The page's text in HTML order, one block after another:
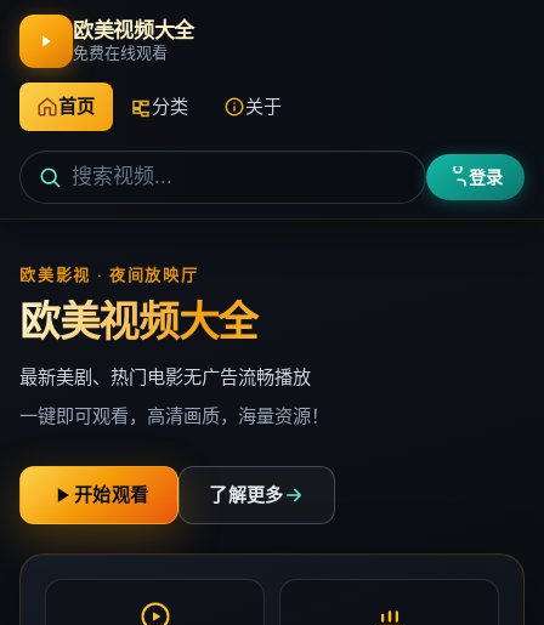
欧美视频大全
免费在线观看
首页 分类 关于
登录
欧美影视 · 夜间放映厅
欧美视频大全
最新美剧、热门电影无广告流畅播放
一键即可观看，高清画质，海量资源！
开始观看 了解更多